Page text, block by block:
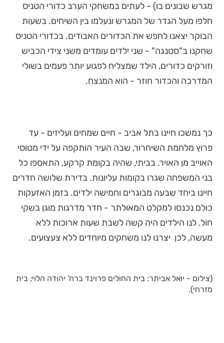
מגרש שבונים בו) - לעתים במשחקי הערב כדורי הטניס
חלפו מעל הגדר של המגרש ונעלמו בין השיחים. בשעות
הבוקר יצאנו לחפש את הכדורים האבודים. בכדורי הטניס
שחקנו ב"סטנגה" - שני ילדים עומדים משני צידי הכביש
וזורקים כדורים, הילד שמצליח לפגוע יותר פעמים בשולי
המדרכה והכדור חוזר - הוא המנצח.
כך נמשכו חיינו בתל אביב - חיים שמחים ועליזים - עד
פרוץ מלחמת השיחרור, שבה העיר הותקפה על ידי מטוסי
האוייב מן האויר. בביתי, שהיה בקומת קרקע, התאספו כל
בני המשפחה שגרו בקומות עליונות. בדירת שלושה חדרים
חיינו ביחד שבעה מבוגרים וחמישה ילדים. בזמן האזעקות
כולם נכנסו למקלט המאולתר - חדר מדרגות מוגן בשקי
חול. לנו הילדים היה קשה לשבת שעות ארוכות ללא
מעשה, לכן יצרנו לנו משחקים מיוחדים ללא צעצועים.
(צילום - יואל אביתר: בית החולים פרוינד ברח' יהודה הלוי; בית
מזרחי).